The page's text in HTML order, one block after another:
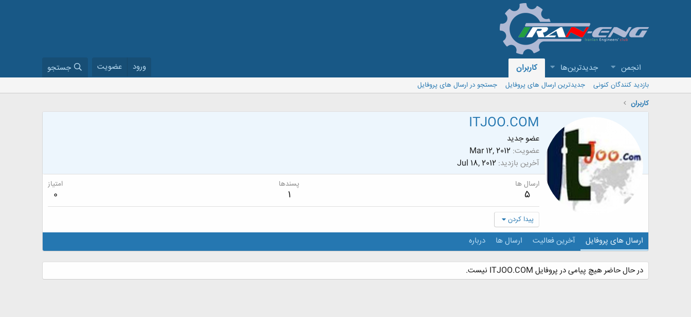
انجمن جدیدترین‌ها کاربران ورود عضویت جستجو
بازدید کنندگان کنونی جدیدترین ارسال های پروفایل
جستجو در ارسال های پروفایل
کاربران
ITJOO.COM
عضو جدید
عضویت Mar 12, 2012
آخرین بازدید Jul 18, 2012
ارسال ها
5
پسندها
1
امتیاز
0
پیدا کردن
ارسال های پروفایل آخرین فعالیت ارسال ها درباره
در حال حاضر هیچ پیامی در پروفایل ITJOO.COM نیست.